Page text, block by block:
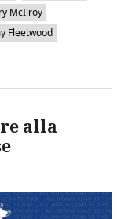
McIlroy
Fleetwood
alla